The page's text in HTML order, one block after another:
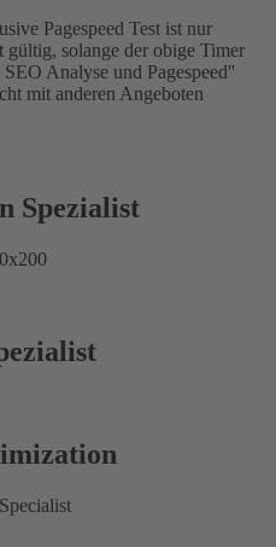
Pagespeed Test ist nur
gültig, solange der obige Timer
Analyse und Pagespeed''
mit anderen Angeboten
Spezialist